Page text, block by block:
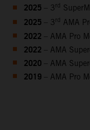
2025 – 3 rd
2025 – 3 rd AMA
2022 – AMA Pro
2022 – AMA
2020 – AMA
2019 – AMA Pro